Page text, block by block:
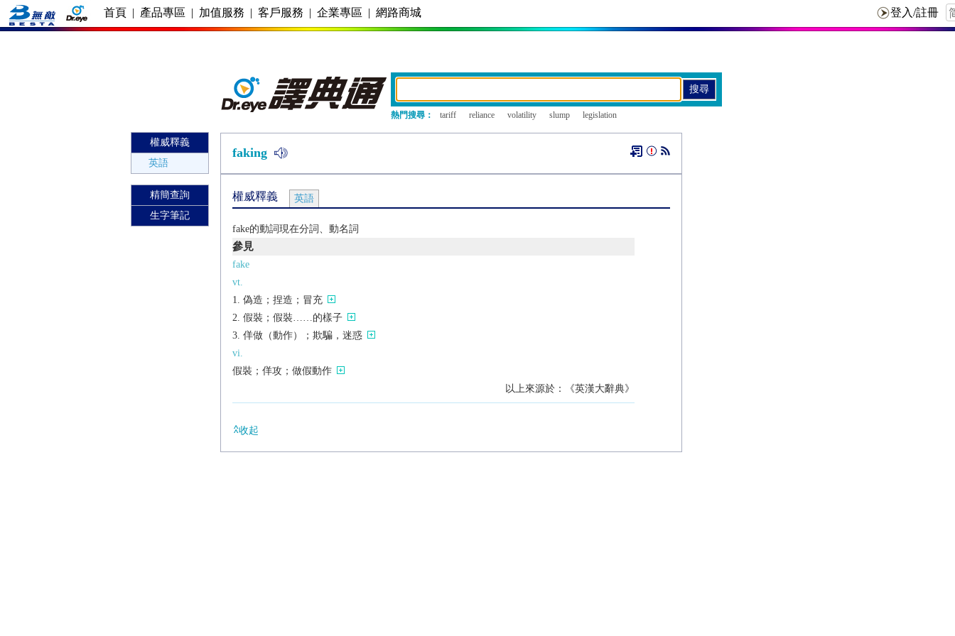
首頁 | 產品專區 | 加值服務 | 客戶服務 | 企業專區 | 網路商城
熱門搜尋： tariff reliance volatility slump legislation
權威釋義
英語
精簡查詢
生字筆記
faking
權威釋義 英語
fake的動詞現在分詞、動名詞
參見
fake
vt.
偽造；捏造；冒充
假裝；假裝……的樣子
佯做（動作）；欺騙，迷惑
vi.
假裝；佯攻；做假動作
以上來源於：《英漢大辭典》
收起